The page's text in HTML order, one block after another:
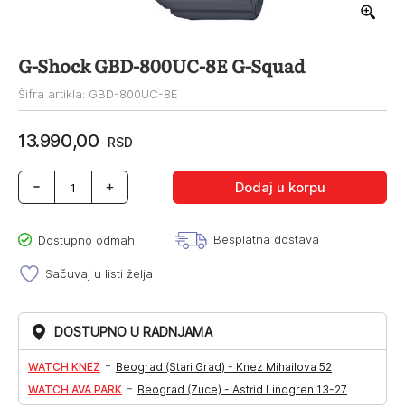
G-Shock GBD-800UC-8E G-Squad
Šifra artikla: GBD-800UC-8E
13.990,00 RSD
G-
Shock
800UC-
8E
G-
Squad
Dodaj u korpu
Dostupno odmah Besplatna dostava
Sačuvaj u listi želja
DOSTUPNO U RADNJAMA
WATCH KNEZ - Beograd (Stari Grad) - Knez Mihailova 52
WATCH AVA PARK - Beograd (Zuce) - Astrid Lindgren 13-27